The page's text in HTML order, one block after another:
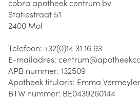
cobra apotheek centrum bv
Statiestraat 51
2400 Mol
Telefoon: +32(0)14 31 16 93
E-mailadres: centrum@
APB nummer: 132509
Apotheek titularis: Emma
BTW nummer: BE0439260144